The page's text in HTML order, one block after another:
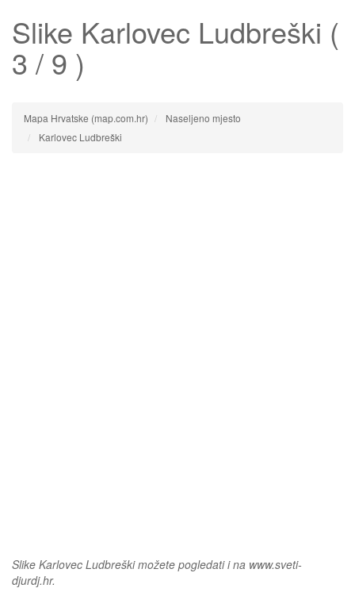
Slike Karlovec Ludbreški (
3 / 9 )
Mapa Hrvatske (map.com.hr)
Naseljeno mjesto
Karlovec Ludbreški
Slike Karlovec Ludbreški možete pogledati i na www.sveti-
djurdj.hr.